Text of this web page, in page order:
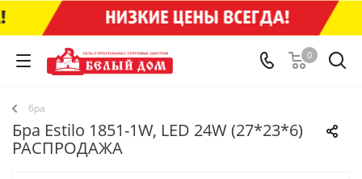
0
бра
Бра Estilo 1851-1W, LED 24W (27*23*6)
РАСПРОДАЖА